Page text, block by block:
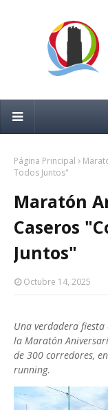
Página Principal
Todos Juntos"
Maratón
Caseros
Juntos"
Octubre 14, 2025
Una verdadera
la Maratón
de 300 corredores,
running.